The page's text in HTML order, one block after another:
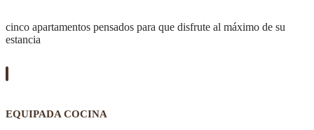
cinco apartamentos pensados para que disfrute al máximo de su
estancia
EQUIPADA COCINA